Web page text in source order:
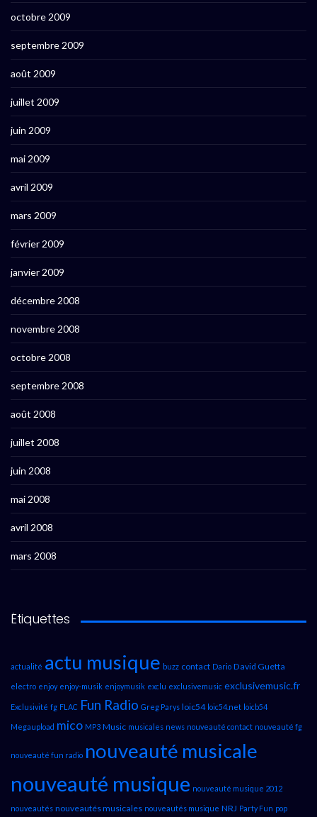
octobre 2009
septembre 2009
août 2009
juillet 2009
juin 2009
mai 2009
avril 2009
mars 2009
février 2009
janvier 2009
décembre 2008
novembre 2008
octobre 2008
septembre 2008
août 2008
juillet 2008
juin 2008
mai 2008
avril 2008
mars 2008
Étiquettes
actualité actu musique buzz contact Dario David Guetta
electro enjoy enjoy-musik enjoymusik exclu exclusivemusic exclusivemusic.fr
Exclusivité fg FLAC Fun Radio Greg Parys loic54 loic54.net loicb54
Megaupload mico MP3 Music musicales news nouveauté contact nouveauté fg
nouveauté fun radio nouveauté musicale
nouveauté musique nouveauté musique 2012
nouveautés nouveautés musicales nouveautés musique NRJ Party Fun pop